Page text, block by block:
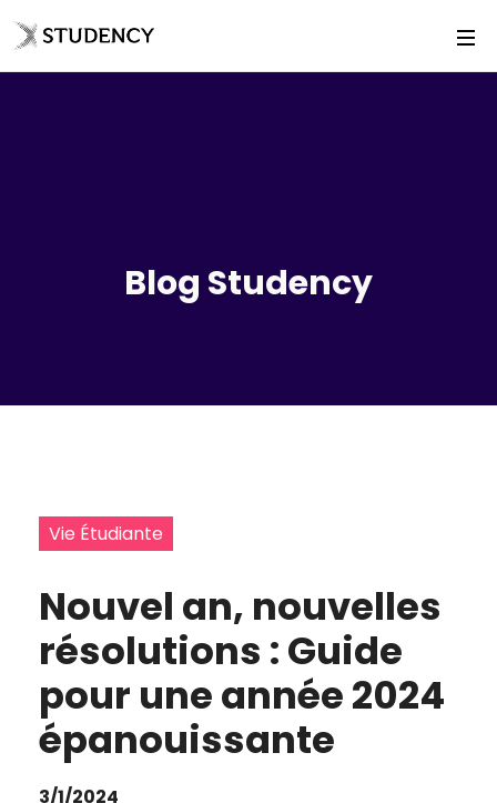
Blog Studency
Vie Étudiante
Nouvel an, nouvelles
résolutions : Guide
pour une année 2024
épanouissante
3/1/2024